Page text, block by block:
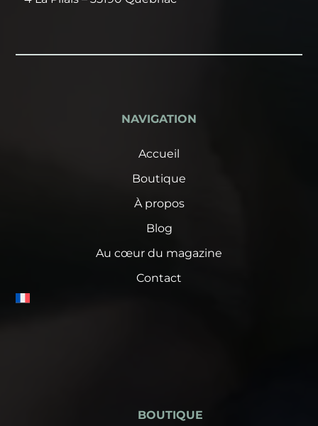
NAVIGATION
Accueil
Boutique
À propos
Blog
Au cœur du magazine
Contact
BOUTIQUE